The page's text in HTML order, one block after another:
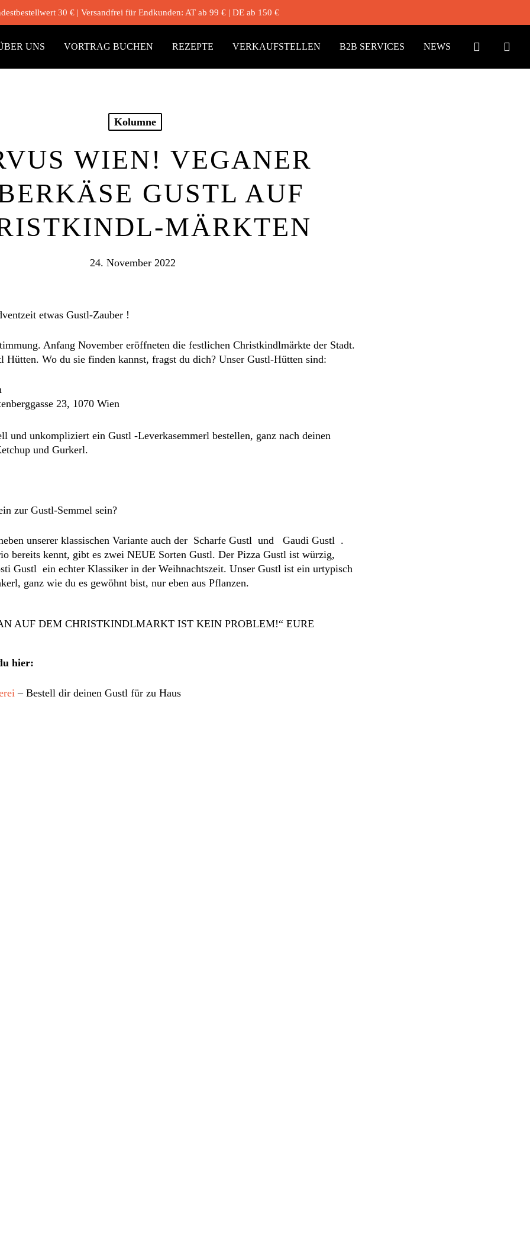
30 € | Versandfrei für Endkunden: AT ab 99 € | DE ab 150 €
UNS VORTRAG BUCHEN REZEPTE VERKAUFSTELLEN B2B SERVICES NEWS
Kolumne
WIEN! VEGANER
GUSTL AUF
MÄRKTEN
24. November 2022
etwas Gustl-Zauber !
Anfang November eröffneten die festlichen Christkindlmärkte der Stadt.
Hütten. Wo du sie finden kannst, fragst du dich? Unser Gustl-Hütten sind:
23, 1070 Wien
und unkompliziert ein Gustl -Leverkasemmerl bestellen, ganz nach deinen
und Gurkerl.
zur Gustl-Semmel sein?
unserer klassischen Variante auch der Scharfe Gustl und Gaudi Gustl .
bereits kennt, gibt es zwei NEUE Sorten Gustl. Der Pizza Gustl ist würzig,
Gustl ein echter Klassiker in der Weihnachtszeit. Unser Gustl ist ein urtypisch
ganz wie du es gewöhnt bist, nur eben aus Pflanzen.
AUF DEM CHRISTKINDLMARKT IST KEIN PROBLEM!“ EURE
hier:
– Bestell dir deinen Gustl für zu Haus